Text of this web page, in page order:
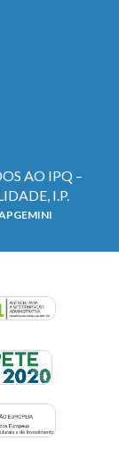
AO IPQ –
I.P.